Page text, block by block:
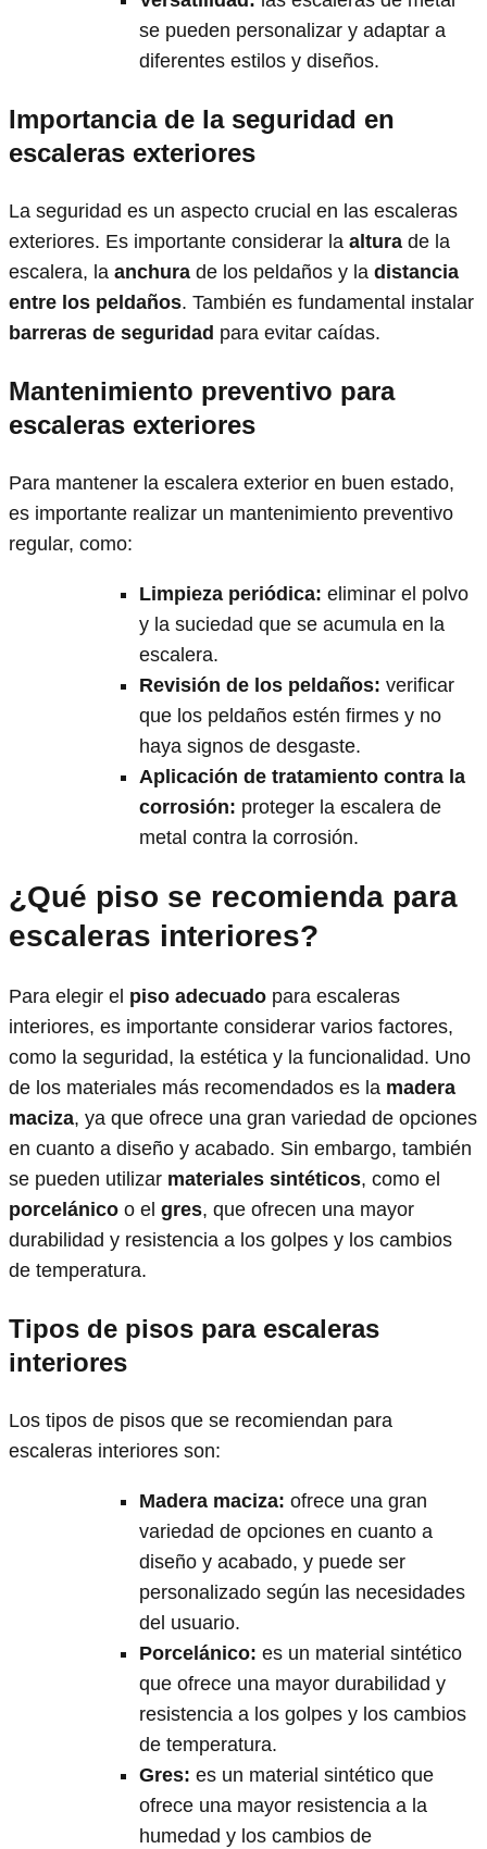
se pueden personalizar y adaptar a
diferentes estilos y diseños.
Importancia de la seguridad en
escaleras exteriores
La seguridad es un aspecto crucial en las escaleras
exteriores. Es importante considerar la altura de la
escalera, la anchura de los peldaños y la distancia
entre los peldaños. También es fundamental instalar
barreras de seguridad para evitar caídas.
Mantenimiento preventivo para
escaleras exteriores
Para mantener la escalera exterior en buen estado,
es importante realizar un mantenimiento preventivo
regular, como:
Limpieza periódica: eliminar el polvo
y la suciedad que se acumula en la
escalera.
Revisión de los peldaños: verificar
que los peldaños estén firmes y no
haya signos de desgaste.
Aplicación de tratamiento contra la
corrosión: proteger la escalera de
metal contra la corrosión.
¿Qué piso se recomienda para
escaleras interiores?
Para elegir el piso adecuado para escaleras
interiores, es importante considerar varios factores,
como la seguridad, la estética y la funcionalidad. Uno
de los materiales más recomendados es la madera
maciza, ya que ofrece una gran variedad de opciones
en cuanto a diseño y acabado. Sin embargo, también
se pueden utilizar materiales sintéticos, como el
porcelánico o el gres, que ofrecen una mayor
durabilidad y resistencia a los golpes y los cambios
de temperatura.
Tipos de pisos para escaleras
interiores
Los tipos de pisos que se recomiendan para
escaleras interiores son:
Madera maciza: ofrece una gran
variedad de opciones en cuanto a
diseño y acabado, y puede ser
personalizado según las necesidades
del usuario.
Porcelánico: es un material sintético
que ofrece una mayor durabilidad y
resistencia a los golpes y los cambios
de temperatura.
Gres: es un material sintético que
ofrece una mayor resistencia a la
humedad y los cambios de